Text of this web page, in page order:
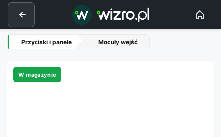
Przyciski i panele Moduły wejść
W magazynie